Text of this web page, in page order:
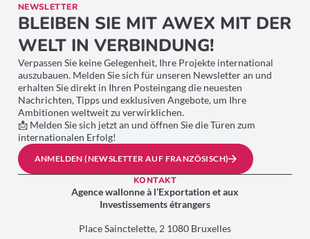
NEWSLETTER
BLEIBEN SIE MIT AWEX MIT DER
WELT IN VERBINDUNG!
Verpassen Sie keine Gelegenheit, Ihre Projekte international
auszubauen. Melden Sie sich für unseren Newsletter an und
erhalten Sie direkt in Ihren Posteingang die neuesten
Nachrichten, Tipps und exklusiven Angebote, um Ihre
Ambitionen weltweit zu verwirklichen.
📩 Melden Sie sich jetzt an und öffnen Sie die Türen zum
internationalen Erfolg!
ANMELDEN (NEWSLETTER AUF FRANZÖSISCH)
KONTAKT
Agence wallonne à l’Exportation et aux
Investissements étrangers
Place Sainctelette, 2 1080 Bruxelles